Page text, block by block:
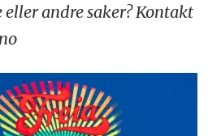
andre saker? Kontakt